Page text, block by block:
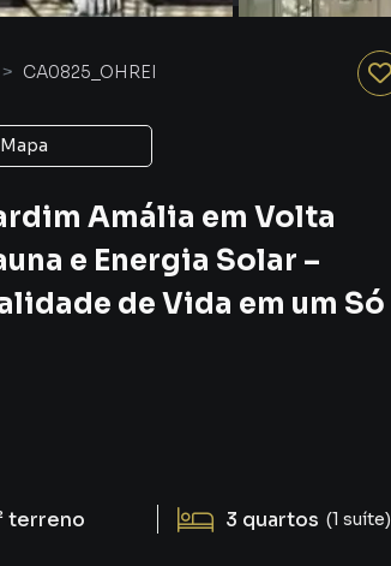
CA0825_OHREI
Mapa
Amália em Volta
e Energia Solar –
de Vida em um Só
terreno 3 quartos (1 suíte)